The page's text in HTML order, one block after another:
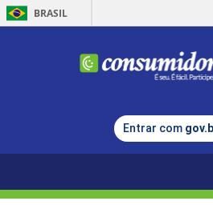
BRASIL
Entrar com